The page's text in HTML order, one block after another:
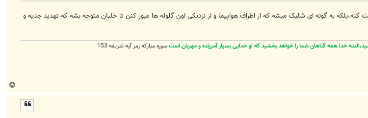
که 200!!!گلوله به هواپیما اصابت کنه،بلکه به گونه ای شلیک میشه که از اطراف هواپیما و از نزدیکی اون گلوله ها عبور کنن تا خلبان متوجه بشه که تهدید جدیه و
خدا همه گناهان شما را خواهد بخشید که او خدایی بسیار آمرزنده و مهربان استسوره مبارکه زمر آیه شریفه 153
ا